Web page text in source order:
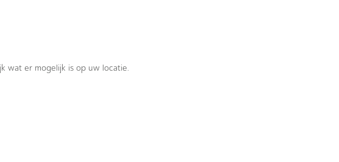
wat er mogelijk is op uw locatie.